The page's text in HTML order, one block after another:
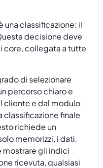
classificazione: il
decisione deve
core, collegata a tutte
di selezionare
percorso chiaro e
cliente e dal modulo
classificazione finale
richiede un
memorizzi, i dati.
gli indici
ricevuta, qualsiasi